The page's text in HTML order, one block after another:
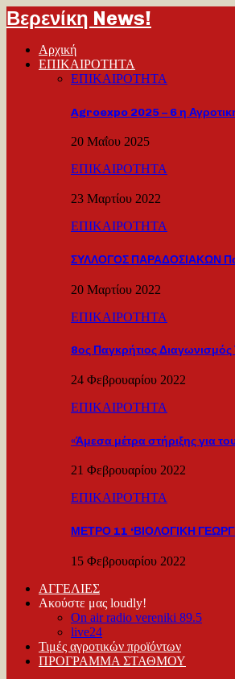
Βερενίκη News!
Αρχική
ΕΠΙΚΑΙΡΟΤΗΤΑ
ΕΠΙΚΑΙΡΟΤΗΤΑ
Agroexpo 2025 – 6 η
20 Μαΐου 2025
ΕΠΙΚΑΙΡΟΤΗΤΑ
23 Μαρτίου 2022
ΕΠΙΚΑΙΡΟΤΗΤΑ
ΣΥΛΛΟΓΟΣ ΠΑΡΑΔΟΣΙΑΚΩΝ
20 Μαρτίου 2022
ΕΠΙΚΑΙΡΟΤΗΤΑ
8ος Παγκρήτιος
24 Φεβρουαρίου 2022
ΕΠΙΚΑΙΡΟΤΗΤΑ
«Άμεσα μέτρα στήριξης για
21 Φεβρουαρίου 2022
ΕΠΙΚΑΙΡΟΤΗΤΑ
ΜΕΤΡΟ 11 ‘ΒΙΟΛΟΓΙΚΗ
15 Φεβρουαρίου 2022
ΑΓΓΕΛΙΕΣ
Ακούστε μας loudly!
On air radio vereniki 89.5
live24
Τιμές αγροτικών προϊόντων
ΠΡΟΓΡΑΜΜΑ ΣΤΑΘΜΟΥ